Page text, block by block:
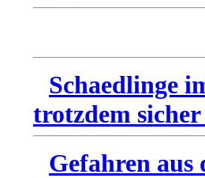
Schaedlinge
trotzdem
Gefahren